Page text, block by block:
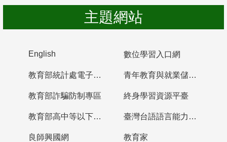
主題網站
English 數位學習入口網
教育部統計處電子書櫃 青年教育與就業儲蓄帳戶
教育部詐騙防制專區 終身學習資源平臺
教育部高中等以下學校及幼兒園教師資格檢定考試 臺灣台語語言能力認證網站
良師興國網
教育家